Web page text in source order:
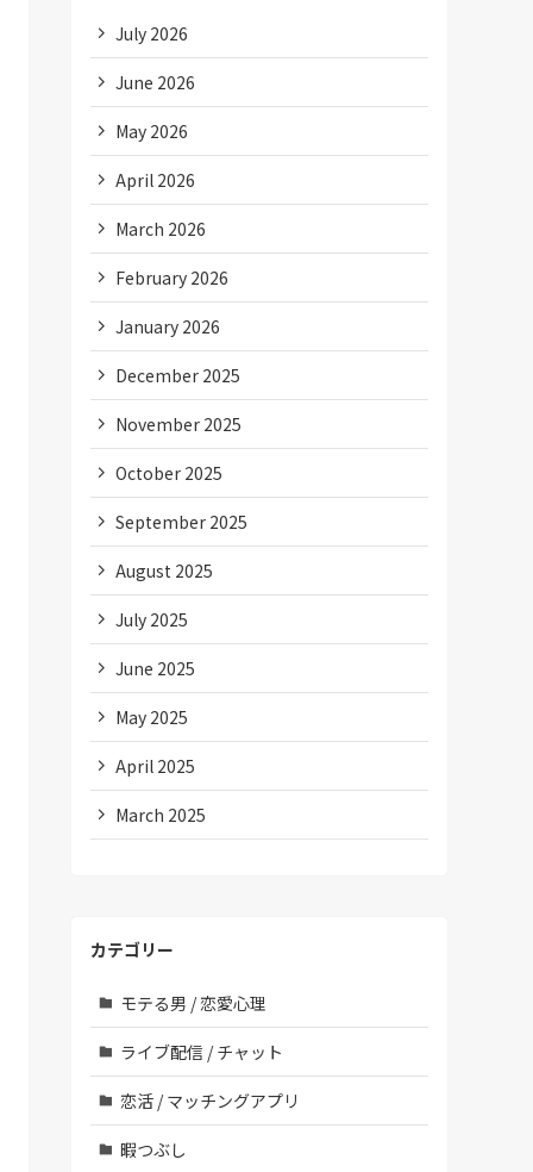
July 2026
June 2026
May 2026
April 2026
March 2026
February 2026
January 2026
December 2025
November 2025
October 2025
September 2025
August 2025
July 2025
June 2025
May 2025
April 2025
March 2025
カテゴリー
モテる男 / 恋愛心理
ライブ配信 / チャット
恋活 / マッチングアプリ
暇つぶし